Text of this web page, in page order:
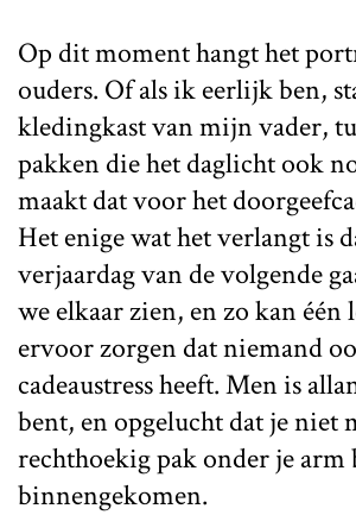
Op dit moment hangt het
ouders. Of als ik eerlijk ben,
kledingkast van mijn vader,
pakken die het daglicht ook
maakt dat voor het
Het enige wat het verlangt is
verjaardag van de volgende
we elkaar zien, en zo kan
ervoor zorgen dat niemand
cadeaustress heeft. Men is
bent, en opgelucht dat je niet
rechthoekig pak onder je arm
binnengekomen.